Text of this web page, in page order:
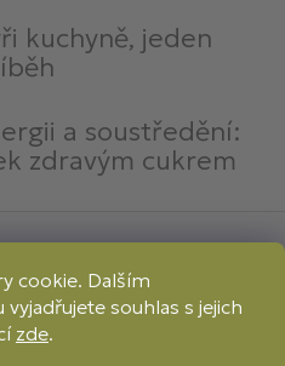
cookie. Dalším
souhlas s jejich
zde.
kuchyně, jeden
a soustředění:
zdravým cukrem
Dobírka
dopravy: